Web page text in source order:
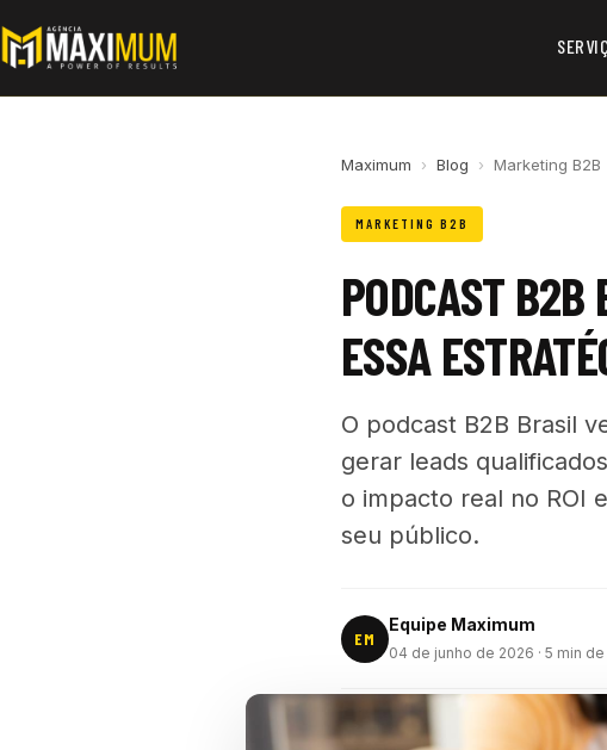
Maximum › Blog › Marketing B2B
MARKETING B2B
PODCAST B2B
ESSA
O podcast B2B Brasil
gerar leads
o impacto real no ROI
seu público.
EM
Equipe Maximum
04 de junho de 2026 · 5 min